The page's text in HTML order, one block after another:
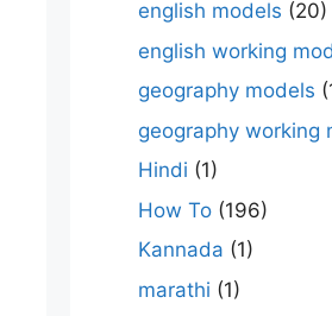
english models (20)
english working
geography models
geography working
Hindi (1)
How To (196)
Kannada (1)
marathi (1)